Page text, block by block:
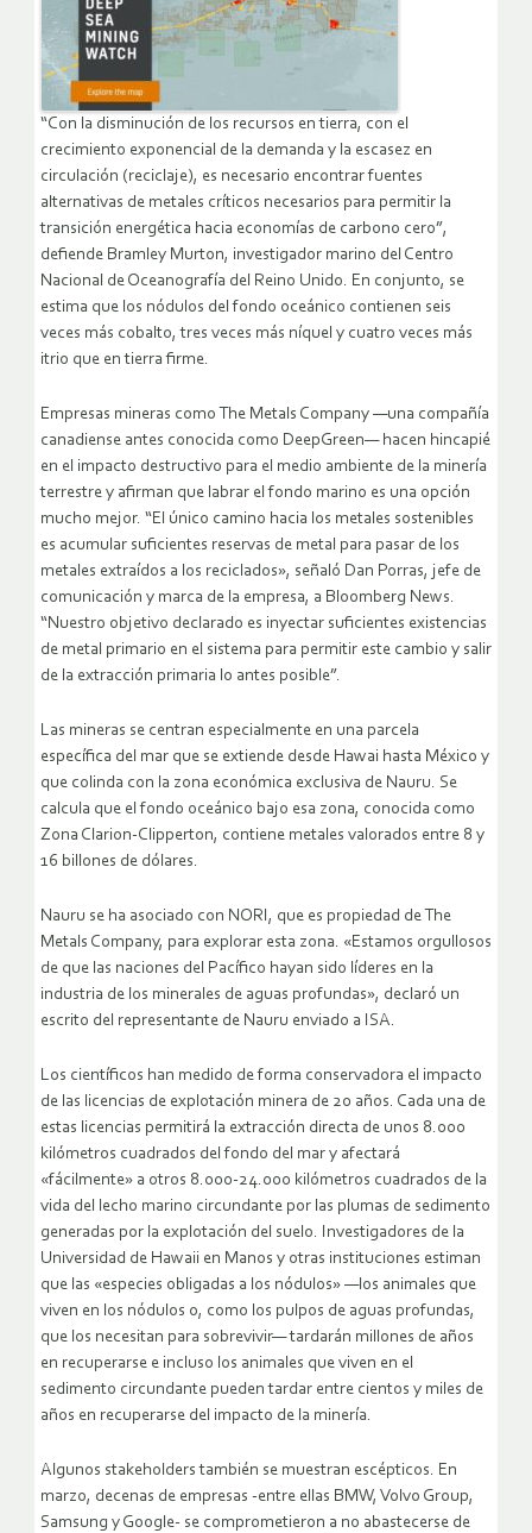
“Con la disminución de los recursos en tierra, con el
crecimiento exponencial de la demanda y la escasez en
circulación (reciclaje), es necesario encontrar fuentes
alternativas de metales críticos necesarios para permitir la
transición energética hacia economías de carbono cero”,
defiende Bramley Murton, investigador marino del Centro
Nacional de Oceanografía del Reino Unido. En conjunto, se
estima que los nódulos del fondo oceánico contienen seis
veces más cobalto, tres veces más níquel y cuatro veces más
itrio que en tierra firme.
Empresas mineras como The Metals Company —una compañía
canadiense antes conocida como DeepGreen— hacen hincapié
en el impacto destructivo para el medio ambiente de la minería
terrestre y afirman que labrar el fondo marino es una opción
mucho mejor. “El único camino hacia los metales sostenibles
es acumular suficientes reservas de metal para pasar de los
metales extraídos a los reciclados», señaló Dan Porras, jefe de
comunicación y marca de la empresa, a Bloomberg News.
“Nuestro objetivo declarado es inyectar suficientes existencias
de metal primario en el sistema para permitir este cambio y salir
de la extracción primaria lo antes posible”.
Las mineras se centran especialmente en una parcela
específica del mar que se extiende desde Hawai hasta México y
que colinda con la zona económica exclusiva de Nauru. Se
calcula que el fondo oceánico bajo esa zona, conocida como
Zona Clarion-Clipperton, contiene metales valorados entre 8 y
16 billones de dólares.
Nauru se ha asociado con NORI, que es propiedad de The
Metals Company, para explorar esta zona. «Estamos orgullosos
de que las naciones del Pacífico hayan sido líderes en la
industria de los minerales de aguas profundas», declaró un
escrito del representante de Nauru enviado a ISA.
Los científicos han medido de forma conservadora el impacto
de las licencias de explotación minera de 20 años. Cada una de
estas licencias permitirá la extracción directa de unos 8.000
kilómetros cuadrados del fondo del mar y afectará
«fácilmente» a otros 8.000-24.000 kilómetros cuadrados de la
vida del lecho marino circundante por las plumas de sedimento
generadas por la explotación del suelo. Investigadores de la
Universidad de Hawaii en Manos y otras instituciones estiman
que las «especies obligadas a los nódulos» —los animales que
viven en los nódulos o, como los pulpos de aguas profundas,
que los necesitan para sobrevivir— tardarán millones de años
en recuperarse e incluso los animales que viven en el
sedimento circundante pueden tardar entre cientos y miles de
años en recuperarse del impacto de la minería.
Algunos stakeholders también se muestran escépticos. En
marzo, decenas de empresas -entre ellas BMW, Volvo Group,
Samsung y Google- se comprometieron a no abastecerse de